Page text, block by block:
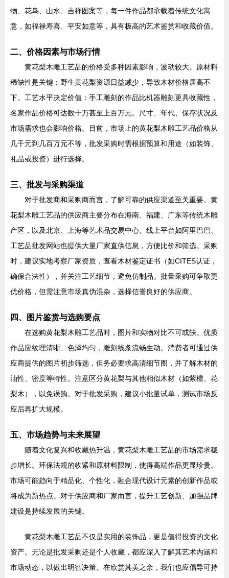
物、花鸟、山水、吉祥图案等，每一件作品都承载着传统文化寓
意，如福禄寿喜、平安如意等，具有极高的艺术鉴赏和收藏价值。
二、价格因素与市场行情
黄花梨木雕工艺品的价格受多种因素影响，波动较大。原材料
稀缺性是关键：野生黄花梨资源日益减少，导致木材价格居高不
下。工艺水平决定价值：手工雕刻的作品比机器雕刻更具收藏性，
名家作品价格可达数十万甚至上百万元。尺寸、年代、保存状况及
市场需求也会影响价格。目前，市场上的黄花梨木雕工艺品价格从
几千元到几百万元不等，批发采购时需根据预算和用途（如装饰、
礼品或投资）进行选择。
三、批发与采购渠道
对于批发商和采购商而言，了解可靠的供应渠道至关重要。黄
花梨木雕工艺品的供应商主要分布在海南、福建、广东等传统木雕
产区，以及北京、上海等艺术品交易中心。线上平台如阿里巴巴、
工艺品批发网站也提供大量厂家直供信息，方便比价和筛选。采购
时，建议实地考察厂家资质，查看木材鉴定证书（如CITES认证，
确保合法性），并关注工艺细节，避免仿制品。批量采购可争取更
优价格，但需注意市场真伪混杂，选择信誉良好的供应商。
四、图片鉴赏与选购要点
在选购黄花梨木雕工艺品时，图片和实物对比不可或缺。优质
作品应纹理清晰、色泽均匀，雕刻线条流畅生动。消费者可通过供
应商提供的图片初步筛选，但务必要求高清细节图，并了解木材的
油性、密度等特性。注意区分黄花梨与其他相似木材（如紫檀、花
梨木），以免误购。对于批发采购，建议小批量试单，测试市场反
应后再扩大规模。
五、市场趋势与未来展望
随着文化复兴和收藏热升温，黄花梨木雕工艺品的市场需求稳
步增长。环保法规的收紧和原材料限制，使得高端作品更显珍贵。
市场可能趋向于精品化、个性化，融合现代设计元素的创新作品或
将成为新热点。对于供应商和厂家而言，提升工艺创新、加强品牌
建设是持续发展的关键。
黄花梨木雕工艺品不仅是实用的装饰品，更是值得投资的文化
资产。无论是批发采购还是个人收藏，都应深入了解其艺术内涵和
市场动态，以做出明智决策。在欣赏其美之余，我们也应倡导可持